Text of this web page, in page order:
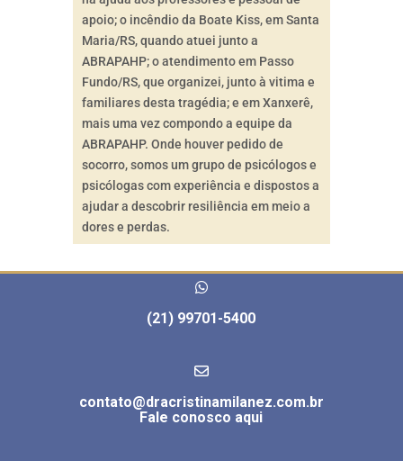
apoio; o incêndio da Boate Kiss, em Santa
Maria/RS, quando atuei junto a
ABRAPAHP; o atendimento em Passo
Fundo/RS, que organizei, junto à vitima e
familiares desta tragédia; e em Xanxerê,
mais uma vez compondo a equipe da
ABRAPAHP. Onde houver pedido de
socorro, somos um grupo de psicólogos e
psicólogas com experiência e dispostos a
ajudar a descobrir resiliência em meio a
dores e perdas.
(21) 99701-5400
contato@dracristinamilanez.com.br
Fale conosco aqui